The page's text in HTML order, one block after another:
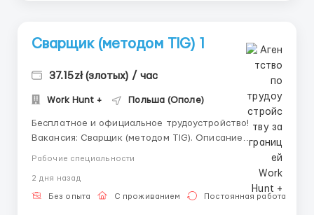
Сварщик (методом TIG) 1
37.15zł (злотых) / час
Work Hunt + Польша (Ополе)
Бесплатное и официальное трудоустройство!
Вакансия: Сварщик (методом TIG). Описание
вакансии: сварка конструкций различной сложности
сельхозтехники. Обязанности: необходимо варить
нержавейку и алюминий в горизонтальном
Рабочие специальности
2 дня назад
Без опыта С проживанием Постоянная работа